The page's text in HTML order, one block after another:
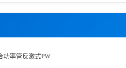
功率管反激式PW